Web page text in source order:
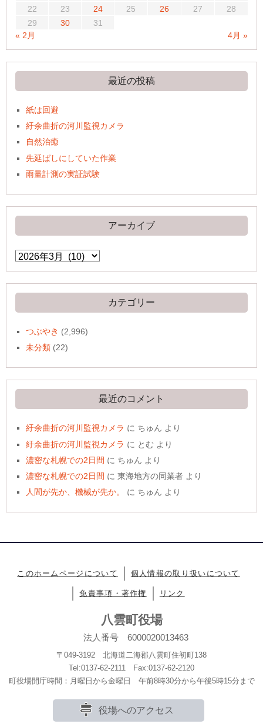
22
23 24 25 26 27
28
29
30
31
« 2月
4月 »
最近の投稿
紙は回避
紆余曲折の河川監視カメラ
自然治癒
先延ばしにしていた作業
雨量計測の実証試験
アーカイブ
ア
ー
イ
ブ
カテゴリー
つぶやき (2,996)
未分類 (22)
最近のコメント
紆余曲折の河川監視カメラ に ちゅん より
紆余曲折の河川監視カメラ に とむ より
濃密な札幌での2日間 に ちゅん より
濃密な札幌での2日間 に東海地方の同業者 より
人間が先か、機械が先か。
に ちゅん より
このホームページについて 個人情報の取り扱いについて
免責事項・著作権 リンク
八雲町役場
法人番号 6000020013463
〒049-3192 北海道二海郡八雲町住初町138
Tel:0137-62-2111 Fax:0137-62-2120
町役場開庁時間：月曜日から金曜日 午前8時30分から午後5時15分まで
役場へのアクセス